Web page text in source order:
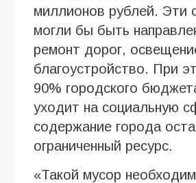
миллионов рублей. Эти
могли бы быть
ремонт дорог,
благоустройство. При
90% городского
уходит на социальную
содержание города
ограниченный ресурс.
«Такой мусор